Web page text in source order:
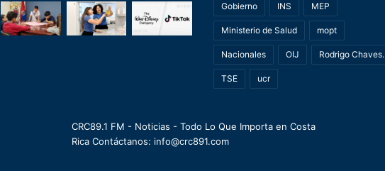
Gobierno INS MEP
Ministerio de Salud mopt
Nacionales OIJ Rodrigo Chaves.
TSE ucr
CRC89.1 FM - Noticias - Todo Lo Que Importa en Costa
Rica Contáctanos: info@crc891.com